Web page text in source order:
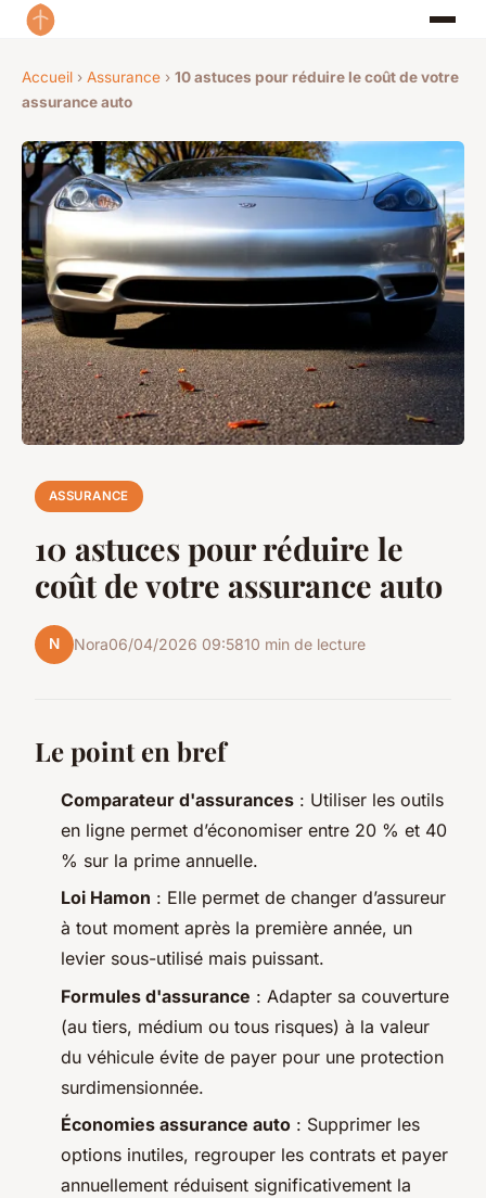
Accueil › Assurance › 10 astuces pour réduire le coût de votre
assurance auto
ASSURANCE
10 astuces pour réduire le
coût de votre assurance auto
N Nora06/04/2026 09:5810 min de lecture
Le point en bref
Comparateur d'assurances : Utiliser les outils
en ligne permet d’économiser entre 20 % et 40
% sur la prime annuelle.
Loi Hamon : Elle permet de changer d’assureur
à tout moment après la première année, un
levier sous-utilisé mais puissant.
Formules d'assurance : Adapter sa couverture
(au tiers, médium ou tous risques) à la valeur
du véhicule évite de payer pour une protection
surdimensionnée.
Économies assurance auto : Supprimer les
options inutiles, regrouper les contrats et payer
annuellement réduisent significativement la